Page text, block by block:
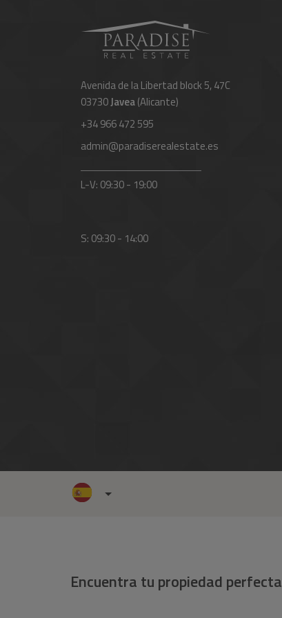
Avenida de la Libertad block 5, 47C
03730Javea(Alicante)
+34 966 472 595
admin@paradiserealestate.es
L-V: 09:30 - 19:00
S: 09:30 - 14:00
Encuentra tu propiedad perfecta